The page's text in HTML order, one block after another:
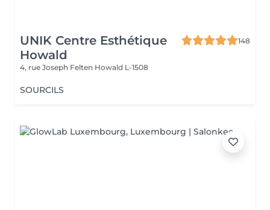
UNIK Centre Esthétique
Howald
148
4, rue Joseph Felten Howald L-1508
SOURCILS